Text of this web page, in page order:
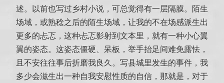
述。以前也写过乡村小说，可总觉得有一层隔膜。陌生
场域，或熟稔之后的陌生场域，让我的不在场感派生出
更多的忐忑，这种忐忑影射到文本里，就有一种小心翼
翼的姿态。这姿态僵硬、呆板，举手抬足间难免露怯，
且不安往往事后折磨我良久。写县城里发生的事件，我
多少会滋生出一种自我安慰性质的自信，那就是，对于